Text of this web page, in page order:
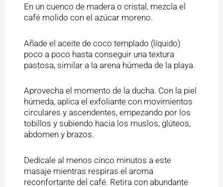
En un cuenco de madera o cristal, mezcla el
café molido con el azúcar moreno.
Añade el aceite de coco templado (líquido)
poco a poco hasta conseguir una textura
pastosa, similar a la arena húmeda de la playa.
Aprovecha el momento de la ducha. Con la piel
húmeda, aplica el exfoliante con movimientos
circulares y ascendentes, empezando por los
tobillos y subiendo hacia los muslos, glúteos,
abdomen y brazos.
Dedícale al menos cinco minutos a este
masaje mientras respiras el aroma
reconfortante del café. Retira con abundante